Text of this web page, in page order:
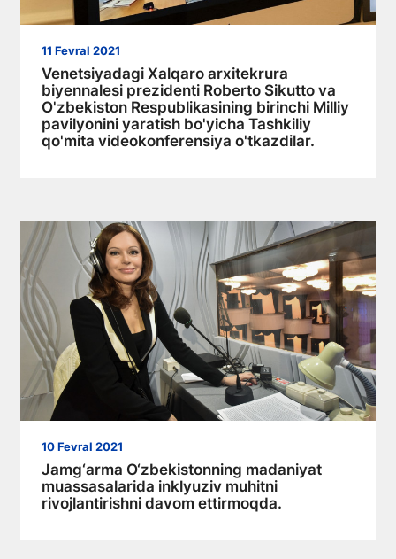
11 Fevral 2021
Venetsiyadagi Xalqaro arxitekrura
biyennalesi prezidenti Roberto Sikutto va
O'zbekiston Respublikasining birinchi Milliy
pavilyonini yaratish bo'yicha Tashkiliy
qo'mita videokonferensiya o'tkazdilar.
10 Fevral 2021
Jamg‘arma O‘zbekistonning madaniyat
muassasalarida inklyuziv muhitni
rivojlantirishni davom ettirmoqda.